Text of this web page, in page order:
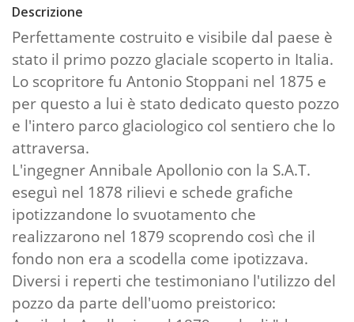
Descrizione
Perfettamente costruito e visibile dal paese è
stato il primo pozzo glaciale scoperto in Italia.
Lo scopritore fu Antonio Stoppani nel 1875 e
per questo a lui è stato dedicato questo pozzo
e l'intero parco glaciologico col sentiero che lo
attraversa.
L'ingegner Annibale Apollonio con la S.A.T.
eseguì nel 1878 rilievi e schede grafiche
ipotizzandone lo svuotamento che
realizzarono nel 1879 scoprendo così che il
fondo non era a scodella come ipotizzava.
Diversi i reperti che testimoniano l'utilizzo del
pozzo da parte dell'uomo preistorico: